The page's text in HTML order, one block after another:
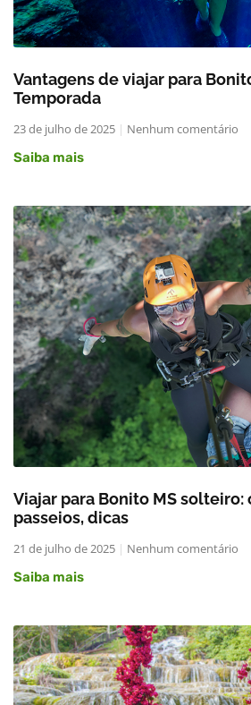
Vantagens de viajar para
Temporada
23 de julho de 2025
Nenhum comentário
Saiba mais
Viajar para Bonito MS solteiro:
passeios, dicas
21 de julho de 2025
Nenhum comentário
Saiba mais